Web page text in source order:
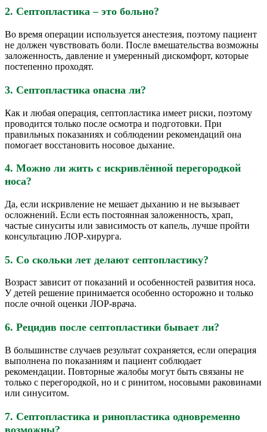
2. Септопластика – это больно?
Во время операции используется анестезия, поэтому пациент
не должен чувствовать боли. После вмешательства возможны
заложенность, давление и умеренный дискомфорт, которые
постепенно проходят.
3. Септопластика опасна ли?
Как и любая операция, септопластика имеет риски, поэтому
проводится только после осмотра и подготовки. При
правильных показаниях и соблюдении рекомендаций она
помогает восстановить носовое дыхание.
4. Можно ли жить с искривлённой перегородкой
носа?
Да, если искривление не мешает дыханию и не вызывает
осложнений. Если есть постоянная заложенность, храп,
частые синуситы или зависимость от капель, лучше пройти
консультацию ЛОР-хирурга.
5. Со скольки лет делают септопластику?
Возраст зависит от показаний и особенностей развития носа.
У детей решение принимается особенно осторожно и только
после очной оценки ЛОР-врача.
6. Рецидив после септопластики бывает ли?
В большинстве случаев результат сохраняется, если операция
выполнена по показаниям и пациент соблюдает
рекомендации. Повторные жалобы могут быть связаны не
только с перегородкой, но и с ринитом, носовыми раковинами
или синуситом.
7. Септопластика и ринопластика одновременно
возможны?